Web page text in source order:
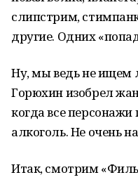
слипстрим,
другие. Одних
Ну, мы ведь не ищем
Горюхин изобрел
когда все
алкоголь. Не очень
Итак, смотрим